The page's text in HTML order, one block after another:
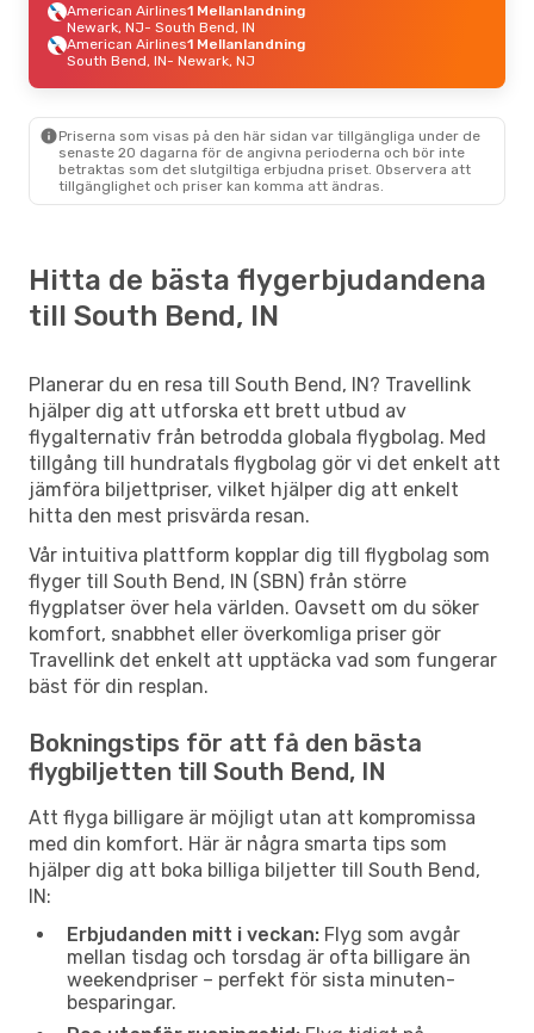
American Airlines1 Mellanlandning
Newark, NJ- South Bend, IN
American Airlines1 Mellanlandning
South Bend, IN- Newark, NJ
Priserna som visas på den här sidan var tillgängliga under de
senaste 20 dagarna för de angivna perioderna och bör inte
betraktas som det slutgiltiga erbjudna priset. Observera att
tillgänglighet och priser kan komma att ändras.
Hitta de bästa flygerbjudandena
till South Bend, IN
Planerar du en resa till South Bend, IN? Travellink
hjälper dig att utforska ett brett utbud av
flygalternativ från betrodda globala flygbolag. Med
tillgång till hundratals flygbolag gör vi det enkelt att
jämföra biljettpriser, vilket hjälper dig att enkelt
hitta den mest prisvärda resan.
Vår intuitiva plattform kopplar dig till flygbolag som
flyger till South Bend, IN (SBN) från större
flygplatser över hela världen. Oavsett om du söker
komfort, snabbhet eller överkomliga priser gör
Travellink det enkelt att upptäcka vad som fungerar
bäst för din resplan.
Bokningstips för att få den bästa
flygbiljetten till South Bend, IN
Att flyga billigare är möjligt utan att kompromissa
med din komfort. Här är några smarta tips som
hjälper dig att boka billiga biljetter till South Bend,
IN:
Erbjudanden mitt i veckan: Flyg som avgår
mellan tisdag och torsdag är ofta billigare än
weekendpriser – perfekt för sista minuten-
besparingar.